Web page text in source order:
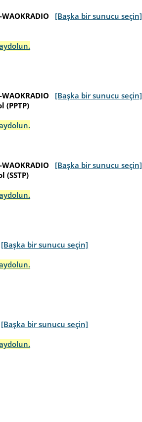
[Başka bir sunucu seçin]
[Başka bir sunucu seçin]
(PPTP)
[Başka bir sunucu seçin]
(SSTP)
[Başka bir sunucu seçin]
[Başka bir sunucu seçin]